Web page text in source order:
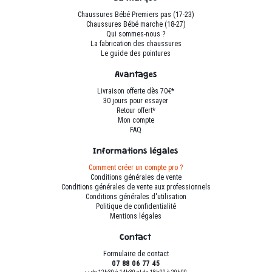
choisies
sur
la
page
du
produit
Chaussures Bébé Premiers pas (17-23)
Chaussures Bébé marche (18-27)
Qui sommes-nous ?
La fabrication des chaussures
Le guide des pointures
Avantages
Livraison offerte dès 70€*
30 jours pour essayer
Retour offert*
Mon compte
FAQ
Informations légales
Comment créer un compte pro ?
Conditions générales de vente
Conditions générales de vente aux professionnels
Conditions générales d'utilisation
Politique de confidentialité
Mentions légales
Contact
Formulaire de contact
07 88 06 77 45